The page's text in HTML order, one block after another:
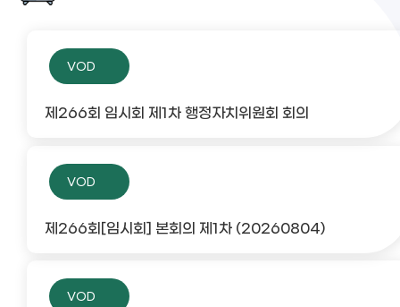
VOD
제266회 임시회 제1차 행정자치위원회 회의
VOD
제266회[임시회] 본회의 제1차 (20260804)
VOD